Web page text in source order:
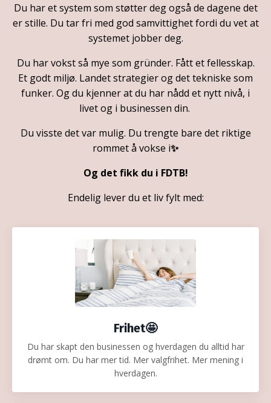
Du har et system som støtter deg også de dagene det
er stille. Du tar fri med god samvittighet fordi du vet at
systemet jobber deg.
Du har vokst så mye som gründer. Fått et fellesskap.
Et godt miljø. Landet strategier og det tekniske som
funker. Og du kjenner at du har nådd et nytt nivå, i
livet og i businessen din.
Du visste det var mulig. Du trengte bare det riktige
rommet å vokse i✨
Og det fikk du i FDTB!
Endelig lever du et liv fylt med:
Frihet🤩
Du har skapt den businessen og hverdagen du alltid har
drømt om. Du har mer tid. Mer valgfrihet. Mer mening i
hverdagen.